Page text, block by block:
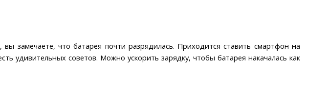
замечаете, что батарея почти разрядилась. Приходится ставить смартфон на
удивительных советов. Можно ускорить зарядку, чтобы батарея накачалась как